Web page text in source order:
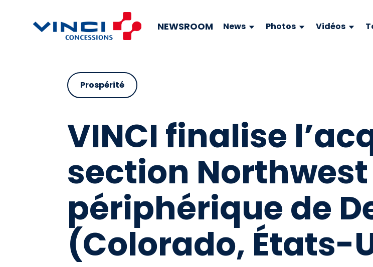
NEWSROOM News Photos Vidéos
Prospérité
VINCI finalise
section
périphérique de
(Colorado, États-